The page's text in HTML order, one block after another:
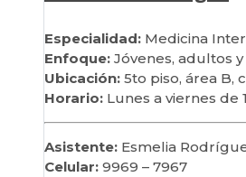
Especialidad: Medicina
Enfoque: Jóvenes, adultos
Ubicación: 5to piso, área B,
Horario: Lunes a viernes de
Asistente: Esmelia
Celular: 9969 – 7967